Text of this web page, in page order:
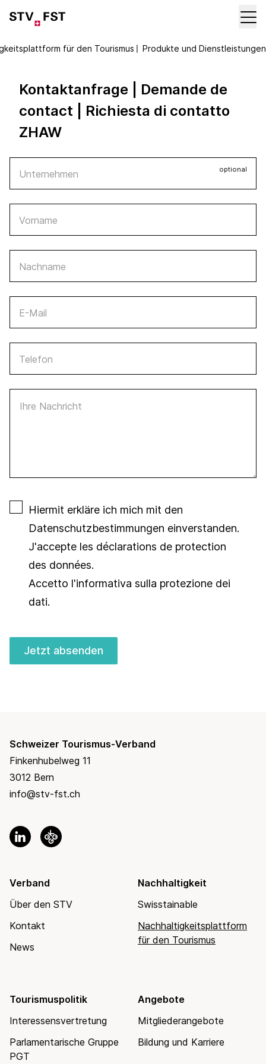
für den Tourismus〡 Produkte und Dienstleistungen
Kontaktanfrage | Demande de
contact | Richiesta di contatto
ZHAW
Unternehmen optional
Vorname
Nachname
E-Mail
Telefon
Hiermit erkläre ich mich mit den
Datenschutzbestimmungen einverstanden.
J'accepte les déclarations de protection
des données.
Accetto l'informativa sulla protezione dei
dati.
Jetzt absenden
Schweizer Tourismus-Verband
Finkenhubelweg 11
3012 Bern
info@stv-fst.ch
Verband
Über den STV
Kontakt
News
Nachhaltigkeit
Swisstainable
Nachhaltigkeitsplattform
für den Tourismus
Tourismuspolitik
Interessensvertretung
Parlamentarische Gruppe
PGT
Angebote
Mitgliederangebote
Bildung und Karriere